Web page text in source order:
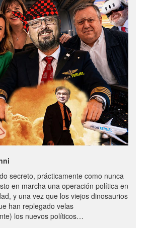
secreto, prácticamente como nunca
en marcha una operación política en
y una vez que los viejos dinosaurios
han replegado velas
los nuevos políticos…